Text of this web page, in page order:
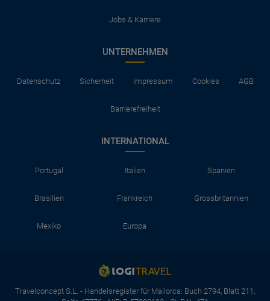
Jobs & Karriere
UNTERNEHMEN
Datenschutz Sicherheit Impressum Cookies AGB
Barrierefreiheit
INTERNATIONAL
Portugal Italien Spanien
Brasilien Frankreich Grossbritannien
Mexiko Europa
Travelconcept S.L. - Handelsregister für Mallorca: Buch 2794, Blatt 211,